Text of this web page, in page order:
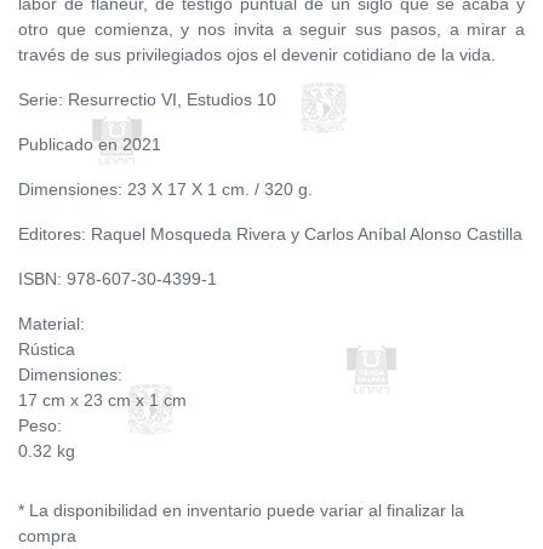
otro que comienza, y nos invita a seguir sus pasos, a mirar a
través de sus privilegiados ojos el devenir cotidiano de la vida.
Serie: Resurrectio VI, Estudios 10
Publicado en 2021
Dimensiones: 23 X 17 X 1 cm. / 320 g.
Editores: Raquel Mosqueda Rivera y Carlos Aníbal Alonso Castilla
ISBN: 978-607-30-4399-1
Material:
Rústica
Dimensiones:
17 cm x 23 cm x 1 cm
Peso:
0.32 kg
* La disponibilidad en inventario puede variar al finalizar la
compra